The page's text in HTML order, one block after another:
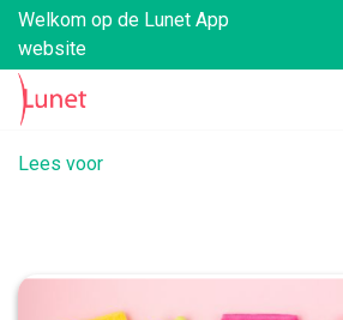
Welkom op de Lunet App
website
Lees voor